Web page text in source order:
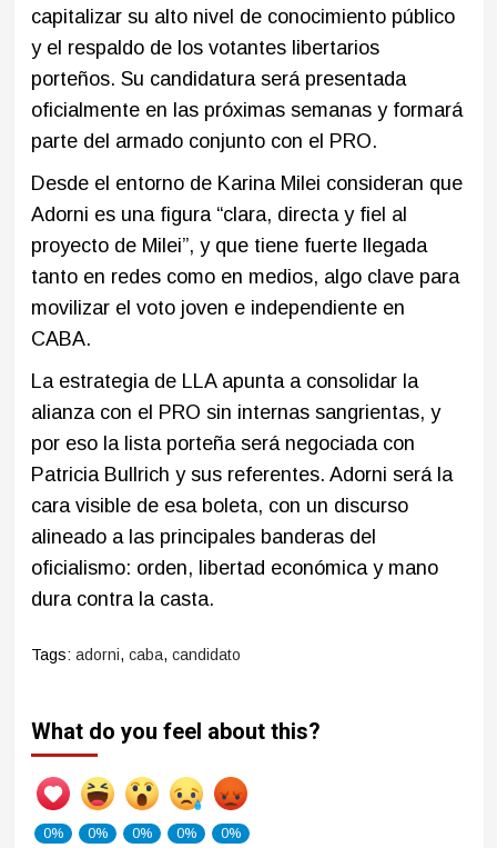
capitalizar su alto nivel de conocimiento público
y el respaldo de los votantes libertarios
porteños. Su candidatura será presentada
oficialmente en las próximas semanas y formará
parte del armado conjunto con el PRO.
Desde el entorno de Karina Milei consideran que
Adorni es una figura “clara, directa y fiel al
proyecto de Milei”, y que tiene fuerte llegada
tanto en redes como en medios, algo clave para
movilizar el voto joven e independiente en
CABA.
La estrategia de LLA apunta a consolidar la
alianza con el PRO sin internas sangrientas, y
por eso la lista porteña será negociada con
Patricia Bullrich y sus referentes. Adorni será la
cara visible de esa boleta, con un discurso
alineado a las principales banderas del
oficialismo: orden, libertad económica y mano
dura contra la casta.
Tags: adorni, caba, candidato
What do you feel about this?
0%
0%
0%
0%
0%